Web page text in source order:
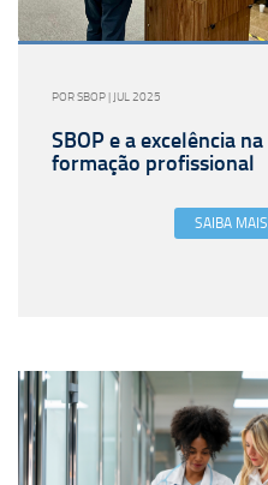
POR SBOP | JUL 2025
SBOP e a excelência na
formação profissional
SAIBA MAIS